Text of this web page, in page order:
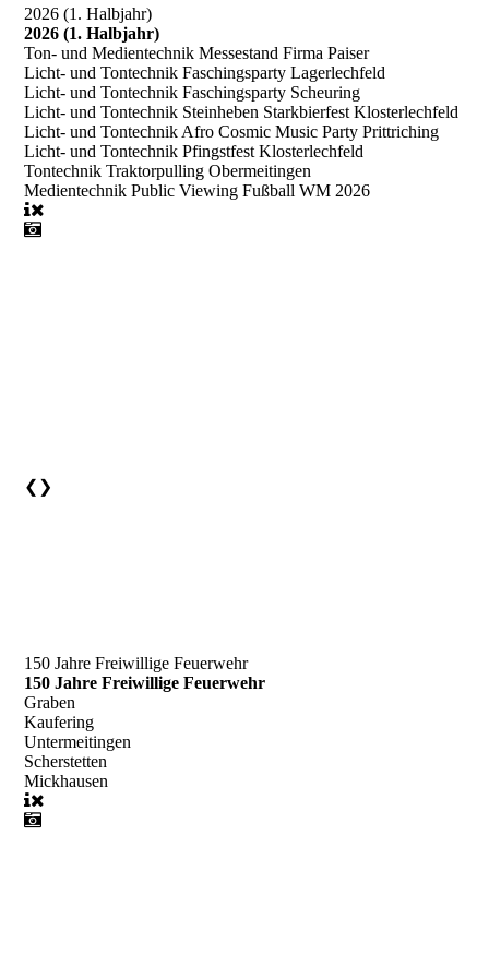
2026 (1. Halbjahr)
2026 (1. Halbjahr)
Ton- und Medientechnik Messestand Firma Paiser
Licht- und Tontechnik Faschingsparty Lagerlechfeld
Licht- und Tontechnik Faschingsparty Scheuring
Licht- und Tontechnik Steinheben Starkbierfest Klosterlechfeld
Licht- und Tontechnik Afro Cosmic Music Party Prittriching
Licht- und Tontechnik Pfingstfest Klosterlechfeld
Tontechnik Traktorpulling Obermeitingen
Medientechnik Public Viewing Fußball WM 2026
❮ ❯
150 Jahre Freiwillige Feuerwehr
150 Jahre Freiwillige Feuerwehr
Graben
Kaufering
Untermeitingen
Scherstetten
Mickhausen